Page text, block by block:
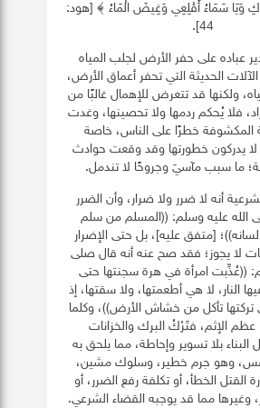
وَيَا سَمَاءُ أَقْلِعِي وَغِيضَ الْمَاءُ ﴾ [هود:
44].
عباده على حفر الأرض لجلب المياه
الحديثة التي تحفر أعماق الأرض،
ولكنها قد تتعرض للإهمال غالبًا من
فلا يُحكم ردمها ولا تحصينها، وغدت
المكشوفة خطرًا على الناس، خاصة
لا يدركون خطورتها وقد وقعت حوادث
ما سبب مآسيَ وجروحًا لا تندمل.
أنه لا ضرر ولا ضرار، وأن الضرر
الله عليه وسلم: ((المسلم من سلم
[متفق عليه]، بل حتى الإضرار
لا يجوز؛ فقد صح عنه أنه قال صلى
((عُذِّبت امرأة في هرة سجنتها حتى
النار، لا هي أطعمتها، ولا سقتها، إذ
تركتها تأكل من خشاش الأرض))، وكلما
الإثم، فتَرْكُ البرك والخزانات
البناء بلا تسوير وإحاطة، مما يلحق به
وهو جرم خطير، وسلوك مشين،
القتل الخطأ، أو تكلفة رفع الضرر، أو
وغيرها مما قد يوجبه القضاء الشرعي.